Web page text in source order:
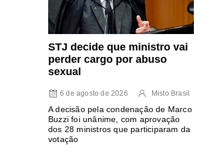
STJ decide que ministro vai
perder cargo por abuso
sexual
6 de agosto de 2026 Misto Brasil
A decisão pela condenação de Marco
Buzzi foi unânime, com aprovação
dos 28 ministros que participaram da
votação